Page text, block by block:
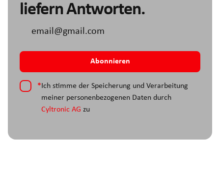
liefern Antworten.
* Ich stimme der Speicherung und Verarbeitung
meiner personenbezogenen Daten durch
Cyltronic AG zu